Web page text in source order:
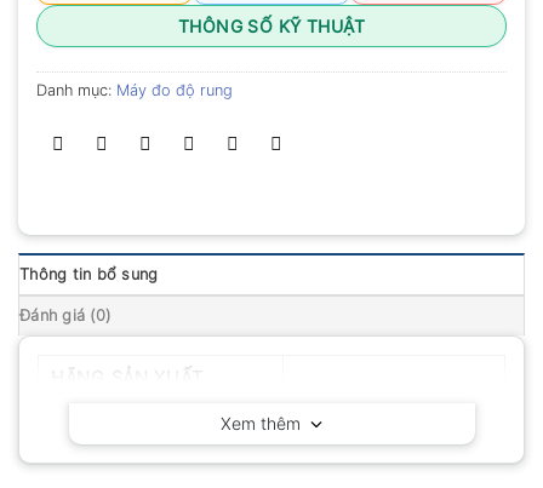
THÔNG SỐ KỸ THUẬT
Danh mục: Máy đo độ rung
Thông tin bổ sung
Đánh giá (0)
Xem thêm